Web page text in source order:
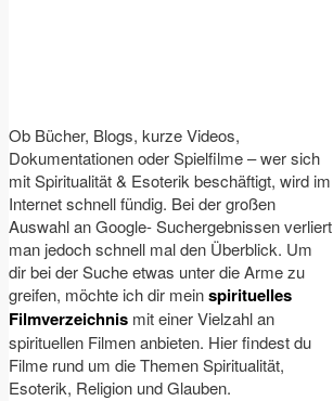
Ob Bücher, Blogs, kurze Videos,
Dokumentationen oder Spielfilme – wer sich
mit Spiritualität & Esoterik beschäftigt, wird im
Internet schnell fündig. Bei der großen
Auswahl an Google- Suchergebnissen verliert
man jedoch schnell mal den Überblick. Um
dir bei der Suche etwas unter die Arme zu
greifen, möchte ich dir meinspirituelles
Filmverzeichnis mit einer Vielzahl an
spirituellen Filmen anbieten. Hier findest du
Filme rund um die Themen Spiritualität,
Esoterik, Religion und Glauben.